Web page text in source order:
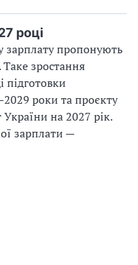
році
зарплату пропонують
Таке зростання
підготовки
роки та проєкту
на 2027 рік.
зарплати —